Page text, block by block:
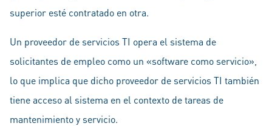
superior esté contratado en otra.
Un proveedor de servicios TI opera el sistema de
solicitantes de empleo como un «software como servicio»,
lo que implica que dicho proveedor de servicios TI también
tiene acceso al sistema en el contexto de tareas de
mantenimiento y servicio.